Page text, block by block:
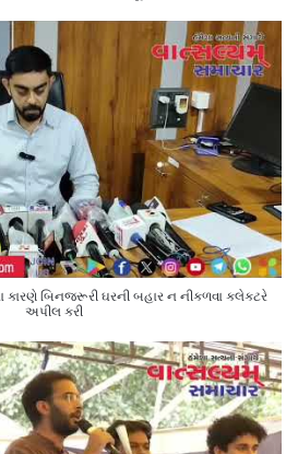
કારણે બિનજરૂરી ઘરની બહાર ન નીકળવા કલેક્ટરે
અપીલ કરી